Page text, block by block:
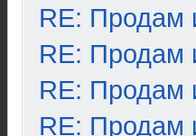
RE: Продам
RE: Продам
RE: Продам
RE: Продам